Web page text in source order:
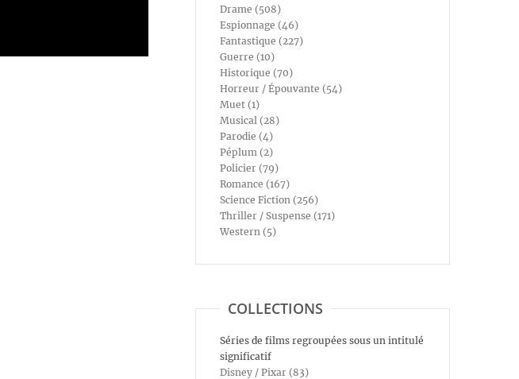
Drame (508)
Espionnage (46)
Fantastique (227)
Guerre (10)
Historique (70)
Horreur / Épouvante (54)
Muet (1)
Musical (28)
Parodie (4)
Péplum (2)
Policier (79)
Romance (167)
Science Fiction (256)
Thriller / Suspense (171)
Western (5)
COLLECTIONS
Séries de films regroupées sous un intitulé
significatif
Disney / Pixar (83)